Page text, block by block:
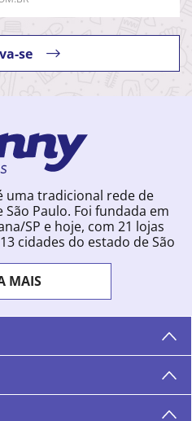
se
uma tradicional rede de
Paulo. Foi fundada em
SP e hoje, com 21 lojas
cidades do estado de São
o território brasileiro.
e a filosofia de vender
ao luxo, a Danny
com aproximadamente
e lançamentos diários na
técnicos que oferecem
de cursos e encontros.
MAIS